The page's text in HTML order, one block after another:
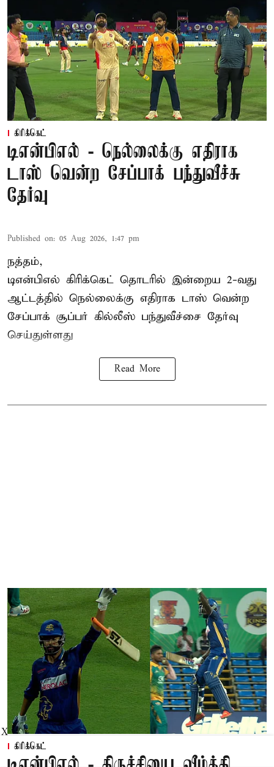
கிரிக்கெட்
டிஎன்பிஎல் - நெல்லைக்கு எதிராக
டாஸ் வென்ற சேப்பாக் பந்துவீச்சு
தேர்வு
Published on: 05 Aug 2026, 1:47 pm
நத்தம்,
டிஎன்பிஎல் கிரிக்கெட் தொடரில் இன்றைய 2-வது
ஆட்டத்தில் நெல்லைக்கு எதிராக டாஸ் வென்ற
சேப்பாக் சூப்பர் கில்லீஸ் பந்துவீச்சை தேர்வு
செய்துள்ளது
Read More
கிரிக்கெட்
X